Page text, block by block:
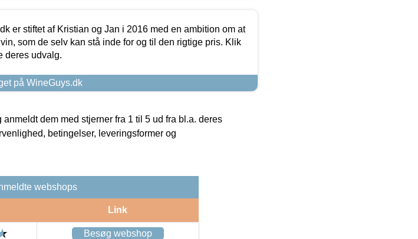
er stiftet af Kristian og Jan i 2016 med en ambition om at
som de selv kan stå inde for og til den rigtige pris. Klik
deres udvalg.
på WineGuys.dk
dem med stjerner fra 1 til 5 ud fra bl.a. deres
betingelser, leveringsformer og
webshops
Link
Besøg webshop